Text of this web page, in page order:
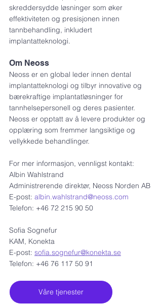
skreddersydde løsninger som øker
effektiviteten og presisjonen innen
tannbehandling, inkludert
implantatteknologi.
Om Neoss
Neoss er en global leder innen dental
implantatteknologi og tilbyr innovative og
bærekraftige implantatløsninger for
tannhelsepersonell og deres pasienter.
Neoss er opptatt av å levere produkter og
opplæring som fremmer langsiktige og
vellykkede behandlinger.
For mer informasjon, vennligst kontakt:
Albin Wahlstrand
Administrerende direktør, Neoss Norden AB
E-post: albin.wahlstrand@neoss.com
Telefon: +46 72 215 90 50
Sofia Sognefur
KAM, Konekta
E-post: sofia.sognefur@konekta.se
Telefon: +46 76 117 50 91
Våre tjenester